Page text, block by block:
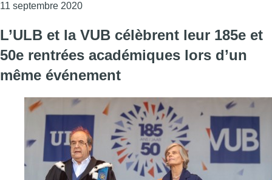
11 septembre 2020Consulter l'article "Une rentré académique
L’ULB et la VUB célèbrent leur 185e et
50e rentrées académiques lors d’un
même événement